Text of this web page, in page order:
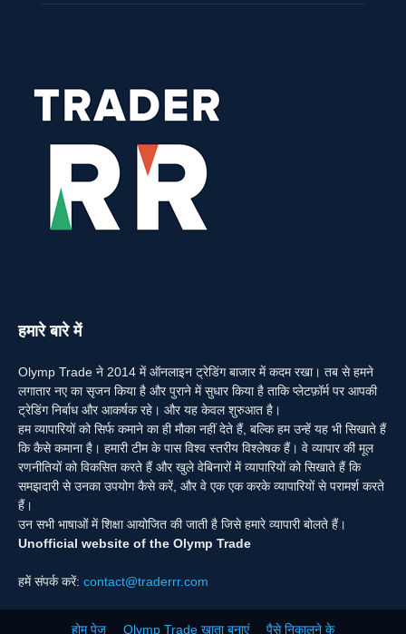
हमारे बारे में
Olymp Trade ने 2014 में ऑनलाइन ट्रेडिंग बाजार में कदम रखा। तब से हमने
लगातार नए का सृजन किया है और पुराने में सुधार किया है ताकि प्लेटफ़ॉर्म पर आपकी
ट्रेडिंग निर्बाध और आकर्षक रहे। और यह केवल शुरुआत है।
हम व्यापारियों को सिर्फ कमाने का ही मौका नहीं देते हैं, बल्कि हम उन्हें यह भी सिखाते हैं
कि कैसे कमाना है। हमारी टीम के पास विश्व स्तरीय विश्लेषक हैं। वे व्यापार की मूल
रणनीतियों को विकसित करते हैं और खुले वेबिनारों में व्यापारियों को सिखाते हैं कि
समझदारी से उनका उपयोग कैसे करें, और वे एक एक करके व्यापारियों से परामर्श करते
हैं।
उन सभी भाषाओं में शिक्षा आयोजित की जाती है जिसे हमारे व्यापारी बोलते हैं।
Unofficial website of the Olymp Trade
हमें संपर्क करें: contact@traderrr.com
होम पेज Olymp Trade खाता बनाएं पैसे निकालने के